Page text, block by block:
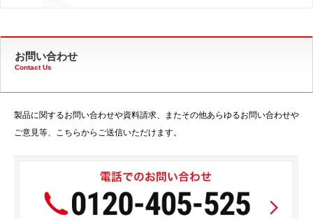
お問い合わせ
Contact Us
製品に関するお問い合わせや資料請求、またその他あらゆるお問い合わせや
ご意見等、こちらからご送信いただけます。